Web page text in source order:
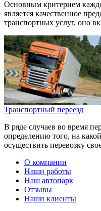
Основным критерием
является качественное
транспортных услуг, оно
Транспортный переезд
В ряде случаев во время
определению того, на
осуществить перевозку
О компании
Наши работы
Наш автопарк
Отзывы
Наши клиенты